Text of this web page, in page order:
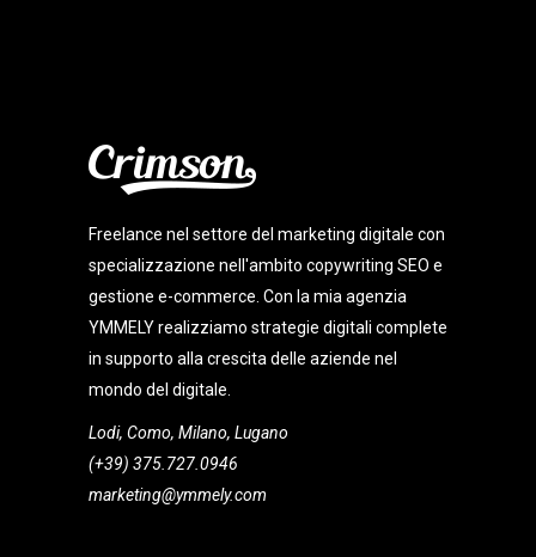
Freelance nel settore del marketing digitale con
specializzazione nell'ambito copywriting SEO e
gestione e-commerce. Con la mia agenzia
YMMELY realizziamo strategie digitali complete
in supporto alla crescita delle aziende nel
mondo del digitale.
Lodi, Como, Milano, Lugano
(+39) 375.727.0946
marketing@ymmely.com